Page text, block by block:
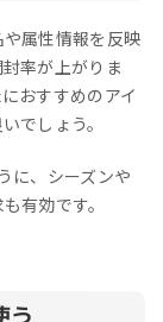
属性情報を反映
率が上がりま
おすすめのアイ
でしょう。
に、シーズンや
有効です。